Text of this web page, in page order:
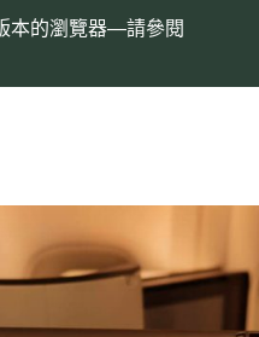
本的瀏覽器—請參閱